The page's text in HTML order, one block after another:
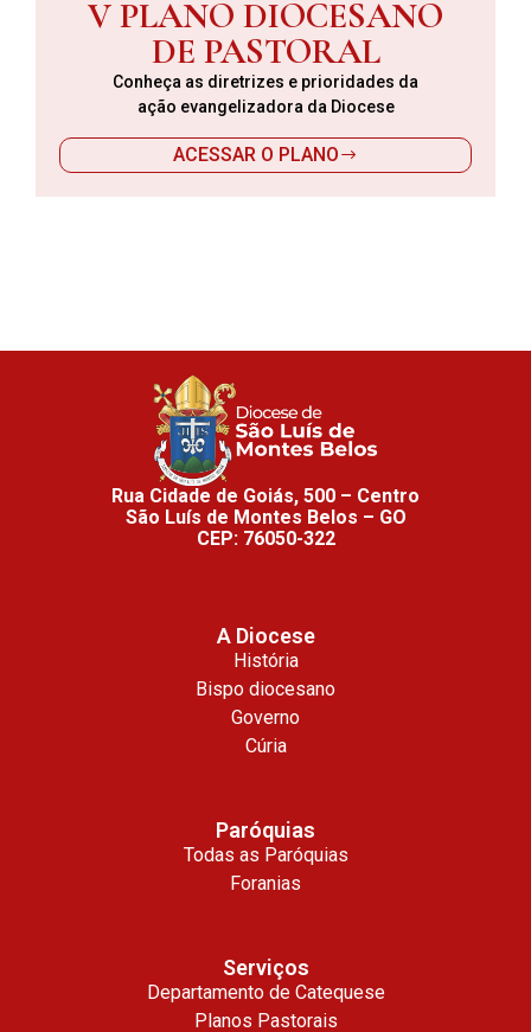
V PLANO DIOCESANO
DE PASTORAL
Conheça as diretrizes e prioridades da
ação evangelizadora da Diocese
ACESSAR O PLANO
Rua Cidade de Goiás, 500 – Centro
São Luís de Montes Belos – GO
CEP: 76050-322
A Diocese
História
Bispo diocesano
Governo
Cúria
Paróquias
Todas as Paróquias
Foranias
Serviços
Departamento de Catequese
Planos Pastorais